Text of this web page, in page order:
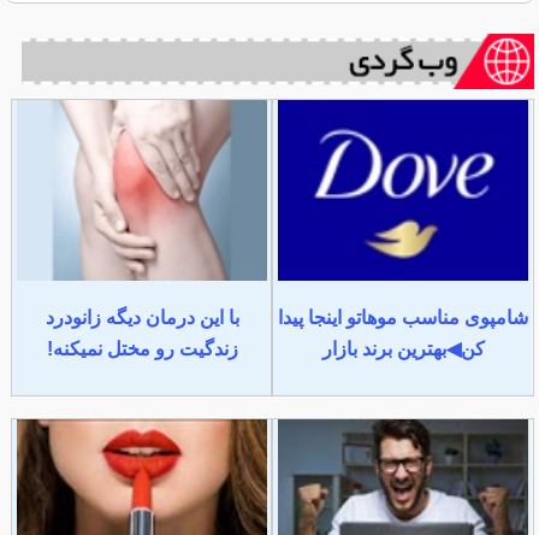
شامپوی مناسب موهاتو اینجا پیدا
کن◀بهترین برند بازار
با این درمان دیگه زانودرد
زندگیت رو مختل نمیکنه!